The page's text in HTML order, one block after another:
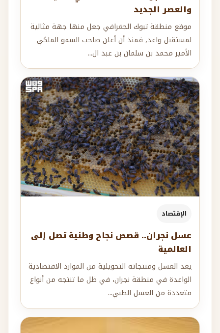
والعصر الجديد
موقع منطقة تبوك الجغرافي جعل منها جهة مثالية
لمستقبل واعد, فمنذ أن أعلن صاحب السمو الملكي
الأمير محمد بن سلمان بن عبد ال...
الإقتصاد
عسل نجران.. قصص نجاح وطنية تصل إلى
العالمية
يعد العسل ومنتجاته التحويلية من الموارد الاقتصادية
الواعدة في منطقة نجران، في ظل ما تنتجه من أنواع
متعددة من العسل الطبي...